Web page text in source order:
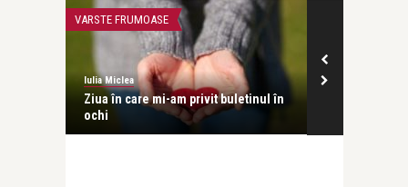
VARSTE FRUMOASE
Iulia Miclea
Ziua în care mi-am privit buletinul în
ochi